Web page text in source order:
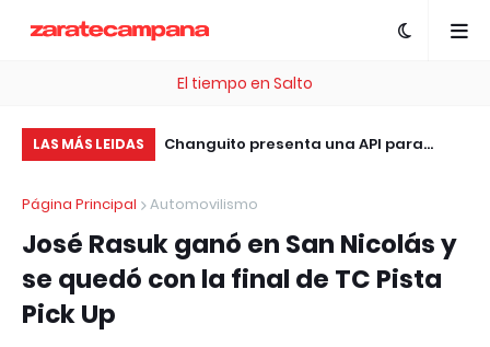
El tiempo en Salto
LAS MÁS LEIDAS
esta plataforma te
Changuito presenta una API para
y tiendas online sin costo
Página Principal Automovilismo
José Rasuk ganó en San Nicolás y
se quedó con la final de TC Pista
Pick Up